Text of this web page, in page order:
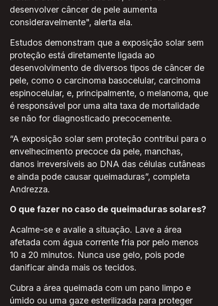
desenvolver câncer de pele aumenta
consideravelmente", alerta ela.
Estudos demonstram que a exposição solar sem
proteção está diretamente ligada ao
desenvolvimento de diversos tipos de câncer de
pele, como o carcinoma basocelular, carcinoma
espinocelular, e, principalmente, o melanoma, que
é responsável por uma alta taxa de mortalidade
se não for diagnosticado precocemente.
“A exposição solar sem proteção contribui para o
envelhecimento precoce da pele, manchas,
danos irreversíveis ao DNA das células cutâneas
e ainda pode causar queimaduras”, completa
Andrezza.
O que fazer no caso de queimaduras solares?
Acalme-se e avalie a situação. Lave a área
afetada com água corrente fria por pelo menos
10 a 20 minutos. Nunca use gelo, pois pode
danificar ainda mais os tecidos.
Cubra a área queimada com um pano limpo e
úmido ou uma gaze esterilizada para proteger